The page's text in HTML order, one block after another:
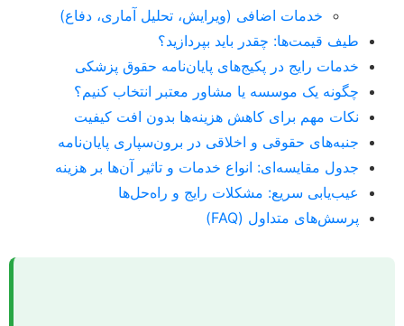
خدمات اضافی (ویرایش، تحلیل آماری، دفاع)
طیف قیمت‌ها: چقدر باید بپردازید؟
خدمات رایج در پکیج‌های پایان‌نامه حقوق پزشکی
چگونه یک موسسه یا مشاور معتبر انتخاب کنیم؟
نکات مهم برای کاهش هزینه‌ها بدون افت کیفیت
جنبه‌های حقوقی و اخلاقی در برون‌سپاری پایان‌نامه
جدول مقایسه‌ای: انواع خدمات و تاثیر آن‌ها بر هزینه
عیب‌یابی سریع: مشکلات رایج و راه‌حل‌ها
پرسش‌های متداول (FAQ)